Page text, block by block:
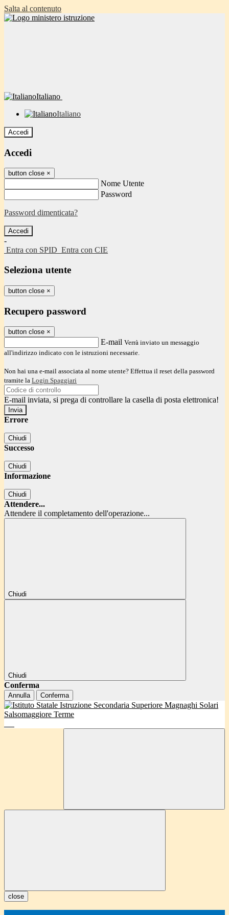
Salta al contenuto
Italiano
Italiano
Accedi
Accedi
button close ×
Nome Utente
Password
Password dimenticata?
-
Entra con SPID Entra con CIE
Seleziona utente
button close ×
Recupero password
button close ×
E-mail Verrà inviato un messaggio
all'indirizzo indicato con le istruzioni necessarie.
Non hai una e-mail associata al nome utente? Effettua il reset della password
tramite la Login Spaggiari
E-mail inviata, si prega di controllare la casella di posta elettronica!
Errore
Chiudi
Successo
Chiudi
Informazione
Chiudi
Attendere...
Attendere il completamento dell'operazione...
Chiudi
Chiudi
Conferma
Annulla Conferma
close